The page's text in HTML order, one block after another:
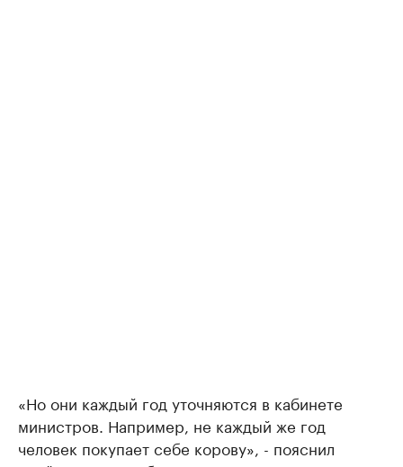
«Но они каждый год уточняются в кабинете
министров. Например, не каждый же год
человек покупает себе корову», - пояснил